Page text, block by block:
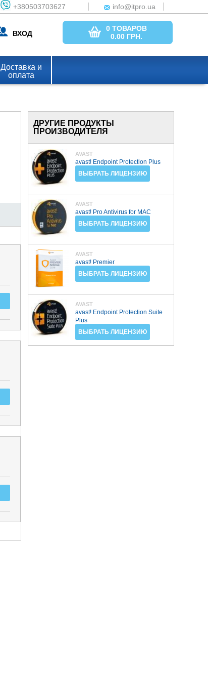
+380503703627 info@itpro.ua
ВХОД
0 ТОВАРОВ
0.00 ГРН.
Доставка и
оплата
ДРУГИЕ ПРОДУКТЫ
ПРОИЗВОДИТЕЛЯ
AVAST
avast! Endpoint Protection Plus
ВЫБРАТЬ ЛИЦЕНЗИЮ
AVAST
avast! Pro Antivirus for MAC
ВЫБРАТЬ ЛИЦЕНЗИЮ
AVAST
avast! Premier
ВЫБРАТЬ ЛИЦЕНЗИЮ
AVAST
avast! Endpoint Protection Suite
Plus
ВЫБРАТЬ ЛИЦЕНЗИЮ